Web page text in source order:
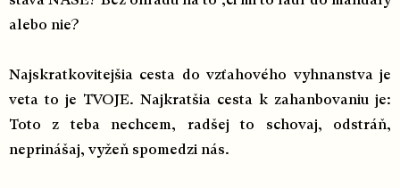
alebo nie?
Najskratkovitejšia cesta do vzťahového vyhnanstva je
veta to je TVOJE. Najkratšia cesta k zahanbovaniu je:
Toto z teba nechcem, radšej to schovaj, odstráň,
neprinášaj, vyžeň spomedzi nás.